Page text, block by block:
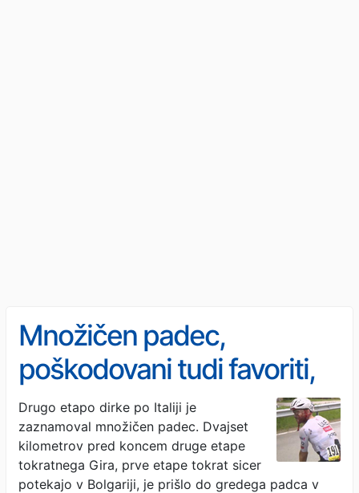
Množičen padec,
poškodovani tudi favoriti,
hud udarec za UAE
Drugo etapo dirke po Italiji je
zaznamoval množičen padec. Dvajset
kilometrov pred koncem druge etape
tokratnega Gira, prve etape tokrat sicer
potekajo v Bolgariji, je prišlo do gredega padca v